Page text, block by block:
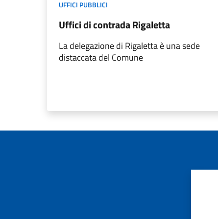
UFFICI PUBBLICI
Uffici di contrada Rigaletta
La delegazione di Rigaletta è una sede
distaccata del Comune